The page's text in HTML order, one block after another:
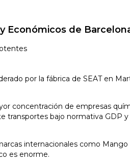
Económicos de
por la fábrica de SEAT en
concentración de empresas
transportes bajo normativa GDP
internacionales como
es enorme.